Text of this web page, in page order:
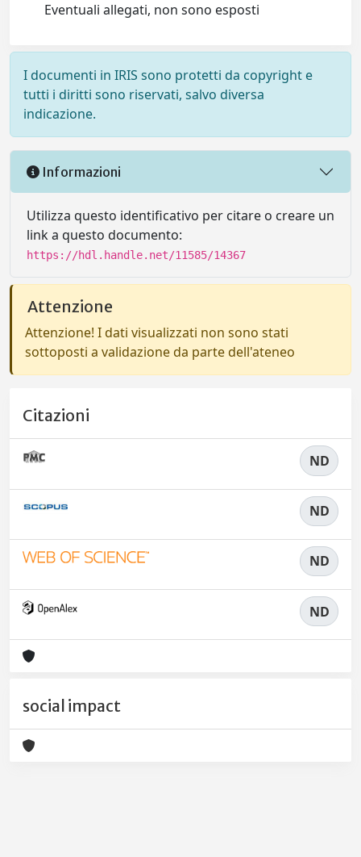
Eventuali allegati, non sono esposti
I documenti in IRIS sono protetti da copyright e
tutti i diritti sono riservati, salvo diversa
indicazione.
Informazioni
Utilizza questo identificativo per citare o creare un
link a questo documento:
https://hdl.handle.net/11585/14367
Attenzione
Attenzione! I dati visualizzati non sono stati
sottoposti a validazione da parte dell'ateneo
Citazioni
ND
ND
ND
ND
social impact